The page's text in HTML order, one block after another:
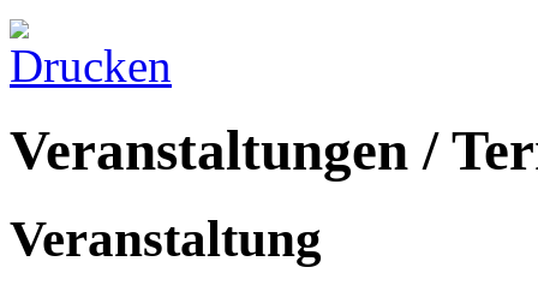
Veranstaltungen /
Veranstaltung